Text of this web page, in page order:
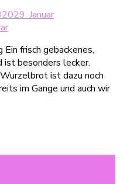
29. Januar
zu
Wurzelbrot
für
das
Grillfest
frisch gebackenes,
ist besonders lecker.
ist dazu noch
im Gange und auch wir